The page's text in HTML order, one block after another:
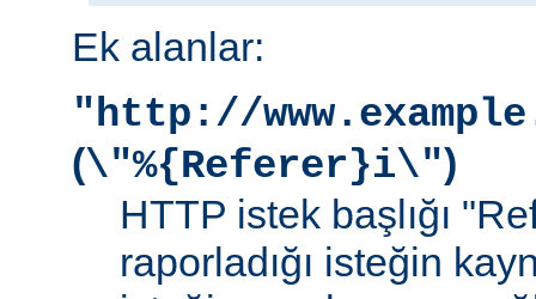
Ek alanlar:
"http://
(\"%{Referer}i\")
HTTP istek başlığı
raporladığı isteğin